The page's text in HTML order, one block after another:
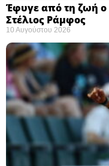
Έφυγε από τη ζωή
Στέλιος Ράμφος
10 Αυγούστου 2026